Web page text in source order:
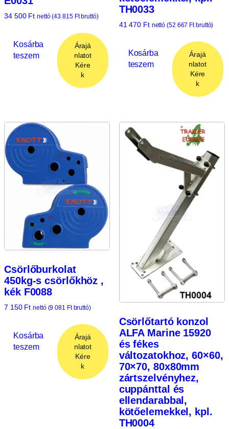
34 500 Ft nettó (43 815 Ftbruttó)
Kosárba
teszem
Árajá
nlatot
Kére
k
TH0033
41 470 Ft nettó (52 667 Ftbruttó)
Kosárba
teszem
Árajá
nlatot
Kére
k
Csörlőburkolat
450kg-s csörlőkhöz ,
kék F0088
7 150 Ft nettó (9 081 Ftbruttó)
Kosárba
teszem
Árajá
nlatot
Kére
k
Csörlőtartó konzol
ALFA Marine 15920
és fékes
változatokhoz, 60×60,
70×70, 80x80mm
zártszelvényhez,
cuppánttal és
ellendarabbal,
kötőelemekkel, kpl.
TH0004